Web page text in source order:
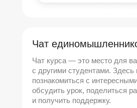
Чат
Чат курса — это место для
с другими студентами.
познакомиться с
обсудить урок, поделиться
и получить поддержку.